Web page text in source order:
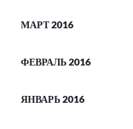
МАРТ 2016
ФЕВРАЛЬ 2016
ЯНВАРЬ 2016